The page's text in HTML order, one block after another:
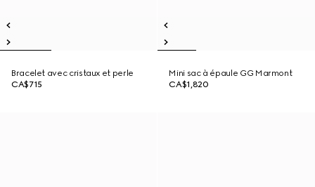
Bracelet avec cristaux et perle
CA$715
Mini sac à épaule GG Marmont
CA$1,820